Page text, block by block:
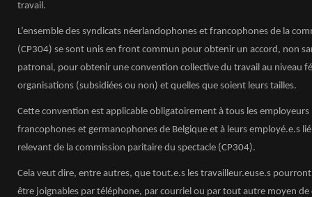
travail.
L’ensemble des syndicats néerlandophones et francophones de la
(CP304) se sont unis en front commun pour obtenir un accord, non
patronal, pour obtenir une convention collective du travail au niveau
organisations (subsidiées ou non) et quelles que soient leurs tailles.
Cette convention est applicable obligatoirement à tous les
francophones et germanophones de Belgique et à leurs employé.e.s
relevant de la commission paritaire du spectacle (CP304).
Cela veut dire, entre autres, que tout.e.s les travailleur.euse.s
être joignables par téléphone, par courriel ou par tout autre moyen